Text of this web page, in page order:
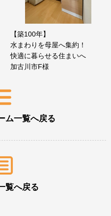
ム一覧へ戻る
覧へ戻る
【築100年】
水まわりを母屋へ集約！
快適に暮らせる住まいへ
加古川市F様